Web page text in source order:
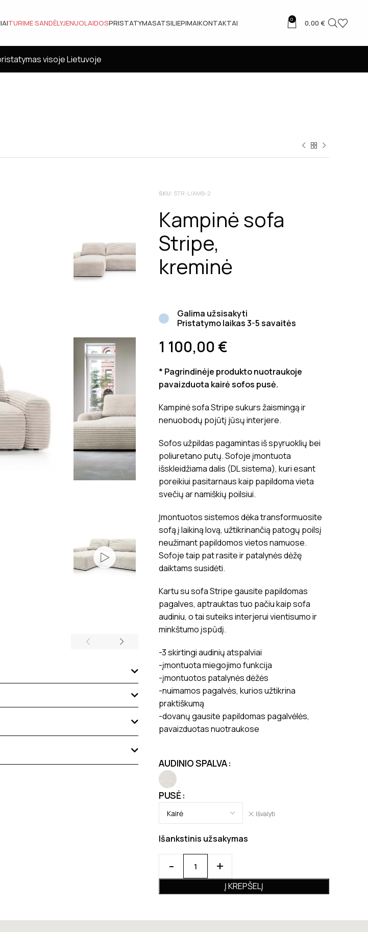
TURIME SANDĖLYJENUOLAIDOSPRISTATYMASATSILIEPIMAIKONTAKTAI 0 0,00€
visoje Lietuvoje
SKU: STR-L/AMB-2
Kampinė sofa
Stripe,
kreminė
Galima užsisakyti
Pristatymo laikas 3-5 savaitės
1 100,00 €
* Pagrindinėje produkto nuotraukoje
pavaizduota kairė sofos pusė.
Kampinė sofa Stripe sukurs žaismingą ir
nenuobodų pojūtį jūsų interjere.
Sofos užpildas pagamintas iš spyruoklių bei
poliuretano putų. Sofoje įmontuota
išskleidžiama dalis (DL sistema), kuri esant
poreikiui pasitarnaus kaip papildoma vieta
svečių ar namiškių poilsiui.
Įmontuotos sistemos dėka transformuosite
sofą į laikiną lovą, užtikrinančią patogų poilsį
neužimant papildomos vietos namuose.
Sofoje taip pat rasite ir patalynės dėžę
daiktams susidėti.
Kartu su sofa Stripe gausite papildomas
pagalves, aptrauktas tuo pačiu kaip sofa
audiniu, o tai suteiks interjerui vientisumo ir
minkštumo įspūdį.
-3 skirtingi audinių atspalviai
-įmontuota miegojimo funkcija
-įmontuotos patalynės dėžės
-nuimamos pagalvės, kurios užtikrina
praktiškumą
-dovanų gausite papildomas pagalvėlės,
pavaizduotas nuotraukose
AUDINIO SPALVA
PUSĖ
Išvalyti
Išankstinis užsakymas
Į KREPŠELĮ